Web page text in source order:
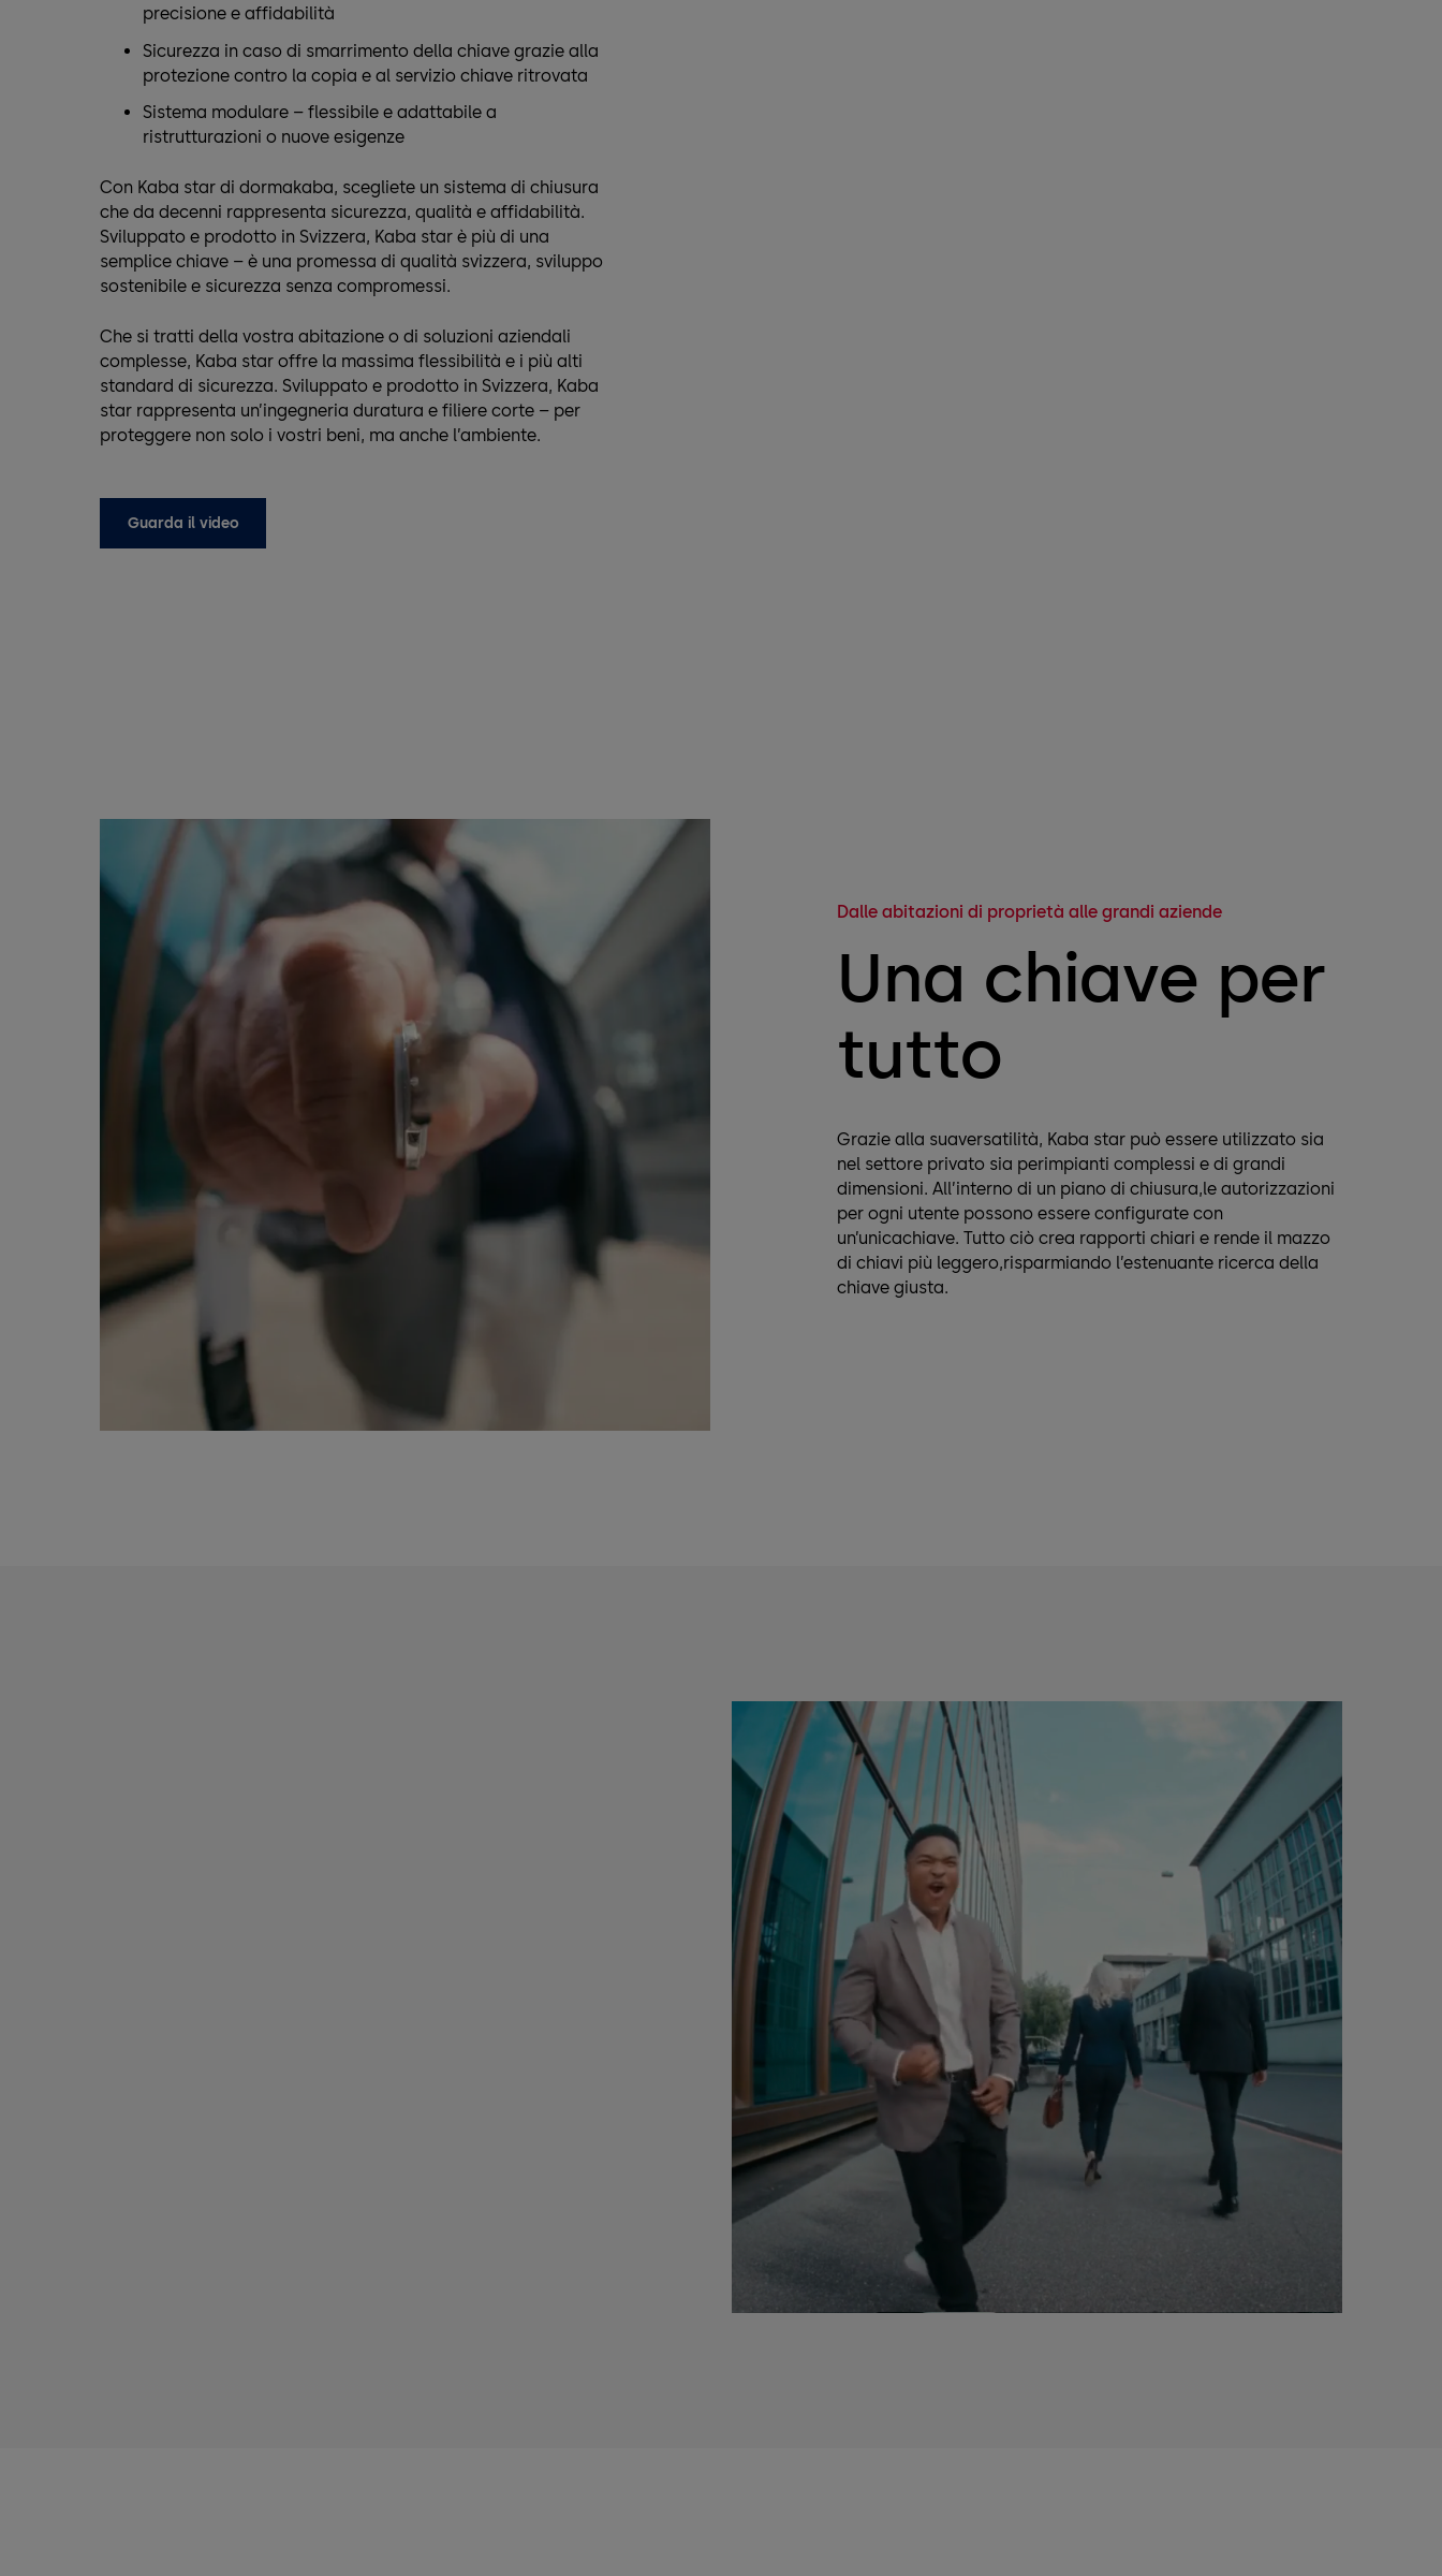
precisione e affidabilità
Sicurezza in caso di smarrimento della chiave grazie alla
protezione contro la copia e al servizio chiave ritrovata
Sistema modulare – flessibile e adattabile a
ristrutturazioni o nuove esigenze
Con Kaba star di dormakaba, scegliete un sistema di chiusura
che da decenni rappresenta sicurezza, qualità e affidabilità.
Sviluppato e prodotto in Svizzera, Kaba star è più di una
semplice chiave – è una promessa di qualità svizzera, sviluppo
sostenibile e sicurezza senza compromessi.
Che si tratti della vostra abitazione o di soluzioni aziendali
complesse, Kaba star offre la massima flessibilità e i più alti
standard di sicurezza. Sviluppato e prodotto in Svizzera, Kaba
star rappresenta un’ingegneria duratura e filiere corte – per
proteggere non solo i vostri beni, ma anche l’ambiente.
Guarda il video
Dalle abitazioni di proprietà alle grandi aziende
Una chiave per
tutto
Grazie alla suaversatilità, Kaba star può essere utilizzato sia
nel settore privato sia perimpianti complessi e di grandi
dimensioni. All’interno di un piano di chiusura,le autorizzazioni
per ogni utente possono essere configurate con
un’unicachiave. Tutto ciò crea rapporti chiari e rende il mazzo
di chiavi più leggero,risparmiando l’estenuante ricerca della
chiave giusta.